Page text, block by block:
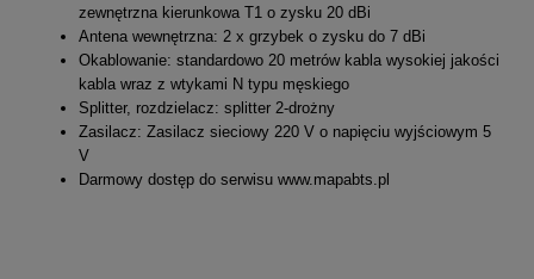
zewnętrzna kierunkowa T1 o zysku 20 dBi
Antena wewnętrzna: 2 x grzybek o zysku do 7 dBi
Okablowanie: standardowo 20 metrów kabla wysokiej jakości
kabla wraz z wtykami N typu męskiego
Splitter, rozdzielacz: splitter 2-drożny
Zasilacz: Zasilacz sieciowy 220 V o napięciu wyjściowym 5
V
Darmowy dostęp do serwisu www.mapabts.pl